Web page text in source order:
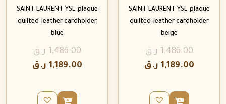
SAINT LAURENT YSL-plaque
quilted-leather cardholder
beige
1,486.00 ر.ق
1,189.00 ر.ق
SAINT LAURENT YSL-plaque
quilted-leather cardholder
blue
1,486.00 ر.ق
1,189.00 ر.ق